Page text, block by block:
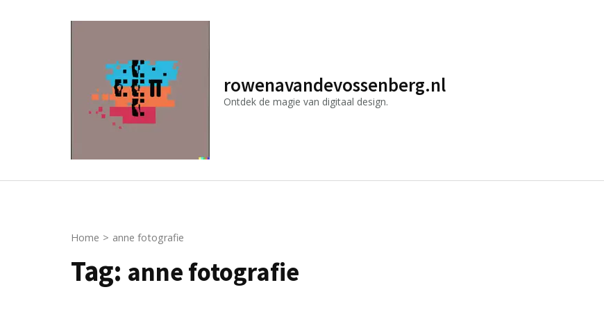
rowenavandevossenberg.nl
Ontdek de magie van digitaal design.
Home > anne fotografie
Tag: anne fotografie